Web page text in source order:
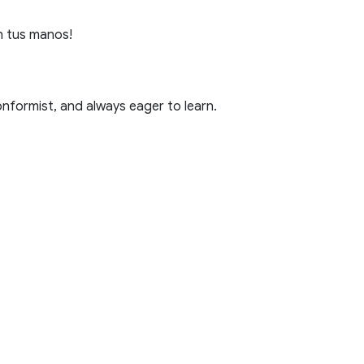
tus manos!
and always eager to learn.